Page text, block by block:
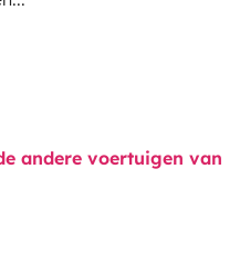
andere voertuigen van